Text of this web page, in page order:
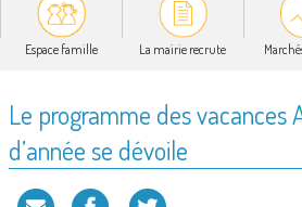
Espace famille La mairie recrute
Le programme des vacances
d’année se dévoile